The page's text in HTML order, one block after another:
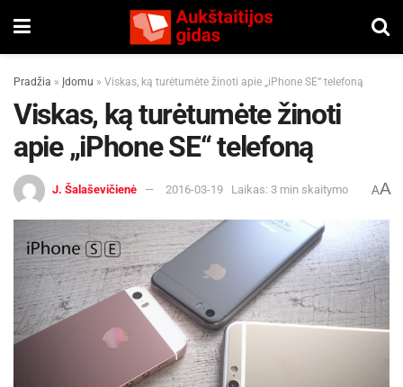
Pradžia » Įdomu » Viskas, ką turėtumėte žinoti apie „iPhone SE“ telefoną
Viskas, ką turėtumėte žinoti
apie „iPhone SE“ telefoną
J. Šalaševičienė 2016-03-19 Laikas: 3 min skaitymo AA